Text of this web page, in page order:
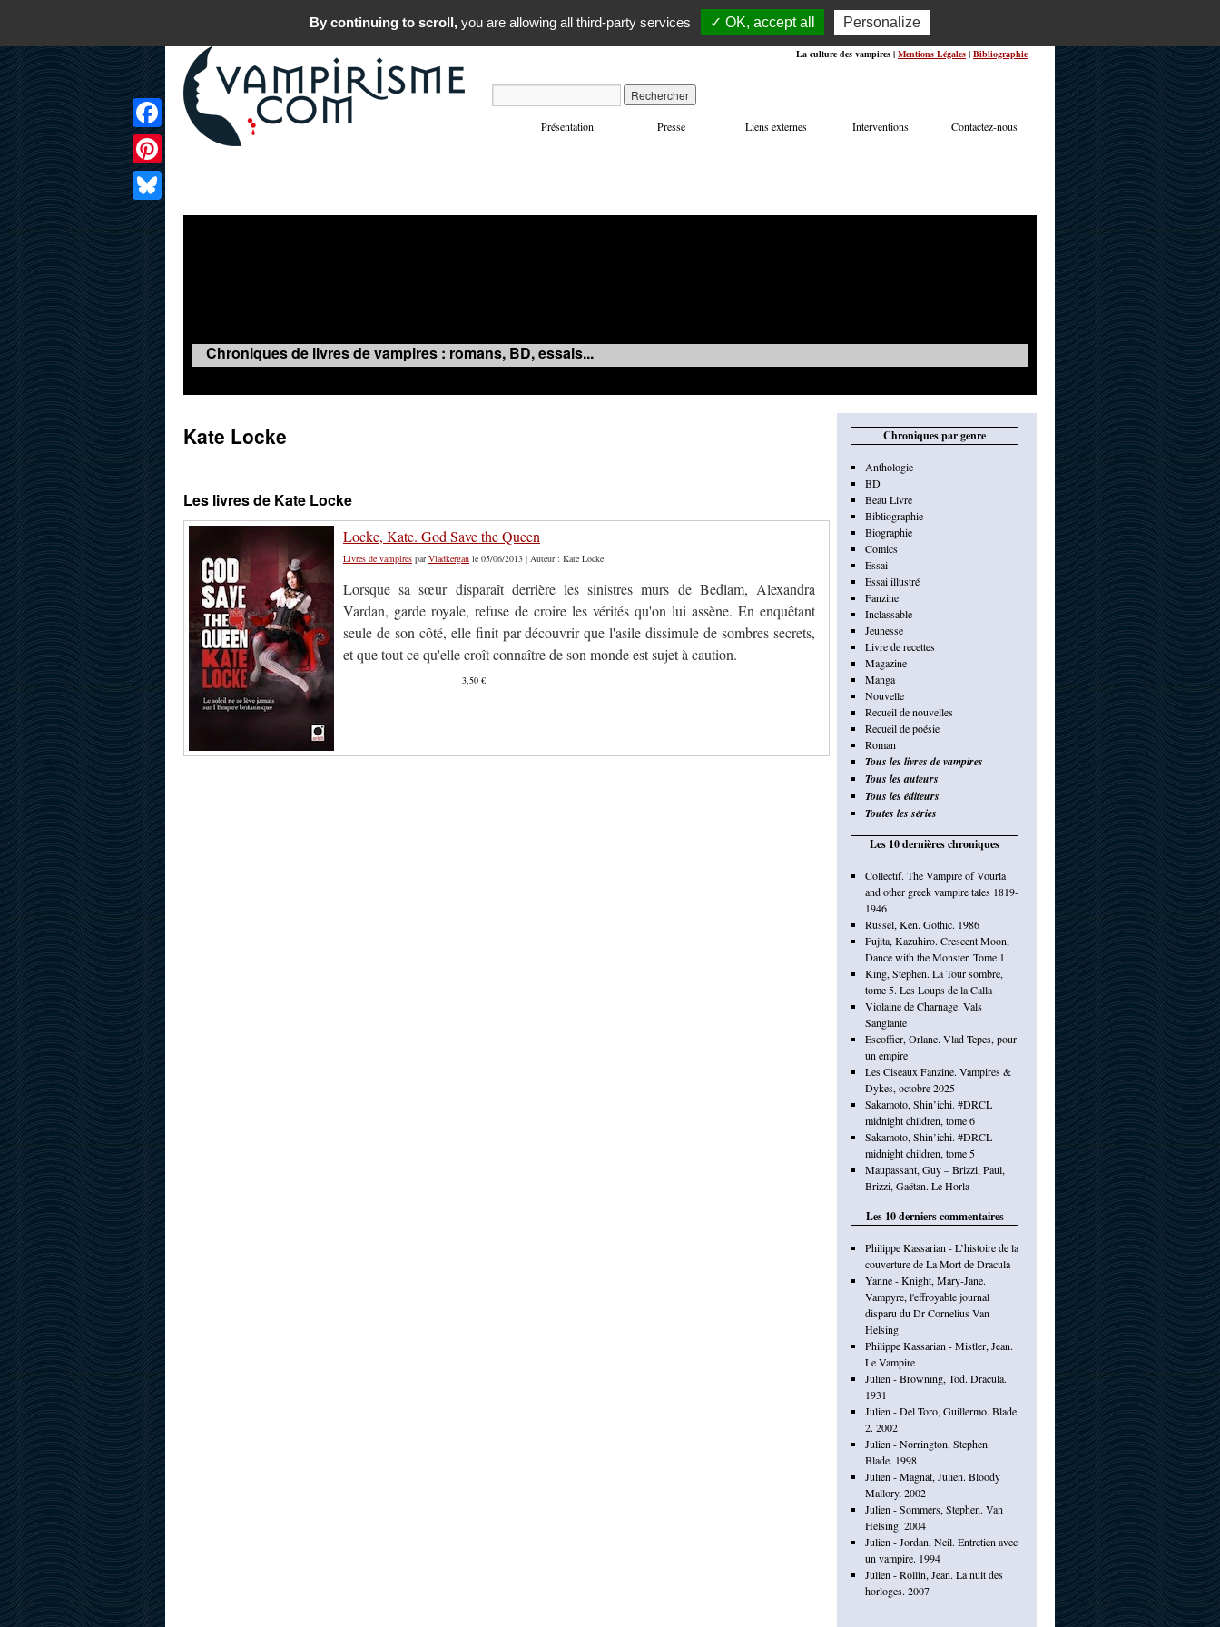
La culture des vampires | Mentions Légales | Bibliographie
Présentation Presse Liens externes Interventions Contactez-nous
Chroniques de livres de vampires : romans, BD, essais...
Kate Locke
Les livres de Kate Locke
Locke, Kate. God Save the Queen
Livres de vampires parVladkergan le 05/06/2013 | Auteur : Kate Locke
Lorsque sa sœur disparaît derrière les sinistres murs de Bedlam, Alexandra
Vardan, garde royale, refuse de croire les vérités qu'on lui assène. En enquêtant
seule de son côté, elle finit par découvrir que l'asile dissimule de sombres secrets,
et que tout ce qu'elle croît connaître de son monde est sujet à caution.
3,50 €
Facebook
Pinterest
Bluesky
Chroniques par genre
Anthologie
BD
Beau Livre
Bibliographie
Biographie
Comics
Essai
Essai illustré
Fanzine
Inclassable
Jeunesse
Livre de recettes
Magazine
Manga
Nouvelle
Recueil de nouvelles
Recueil de poésie
Roman
Tous les livres de vampires
Tous les auteurs
Tous les éditeurs
Toutes les séries
Les 10 dernières chroniques
Collectif. The Vampire of Vourla
and other greek vampire tales 1819-
1946
Russel, Ken. Gothic. 1986
Fujita, Kazuhiro. Crescent Moon,
Dance with the Monster. Tome 1
King, Stephen. La Tour sombre,
tome 5. Les Loups de la Calla
Violaine de Charnage. Vals
Sanglante
Escoffier, Orlane. Vlad Tepes, pour
un empire
Les Ciseaux Fanzine. Vampires &
Dykes, octobre 2025
Sakamoto, Shin’ichi. #DRCL
midnight children, tome 6
Sakamoto, Shin’ichi. #DRCL
midnight children, tome 5
Maupassant, Guy – Brizzi, Paul,
Brizzi, Gaëtan. Le Horla
Les 10 derniers commentaires
Philippe Kassarian - L’histoire de la
couverture de La Mort de Dracula
Yanne - Knight, Mary-Jane.
Vampyre, l'effroyable journal
disparu du Dr Cornelius Van
Helsing
Philippe Kassarian - Mistler, Jean.
Le Vampire
Julien - Browning, Tod. Dracula.
1931
Julien - Del Toro, Guillermo. Blade
2. 2002
Julien - Norrington, Stephen.
Blade. 1998
Julien - Magnat, Julien. Bloody
Mallory, 2002
Julien - Sommers, Stephen. Van
Helsing. 2004
Julien - Jordan, Neil. Entretien avec
un vampire. 1994
Julien - Rollin, Jean. La nuit des
horloges. 2007
By continuing to scroll,you are allowing all third-party services ✓ OK, accept all Personalize